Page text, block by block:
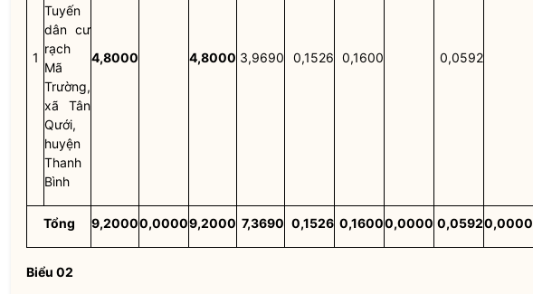
1
Tuyến
dân cư
rạch
Mã
Trường,
xã Tân
Qưới,
huyện
Thanh
Bình
4,8000 4,8000 3,9690 0,1526 0,1600 0,0592
Tổng 9,20000,00009,2000 7,3690 0,1526 0,16000,0000 0,05920,0000
Biểu 02